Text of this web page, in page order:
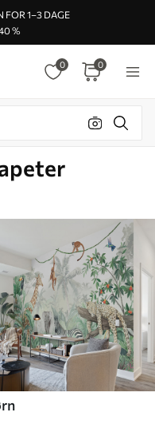
FOR 1–3 DAGE
%
0 0